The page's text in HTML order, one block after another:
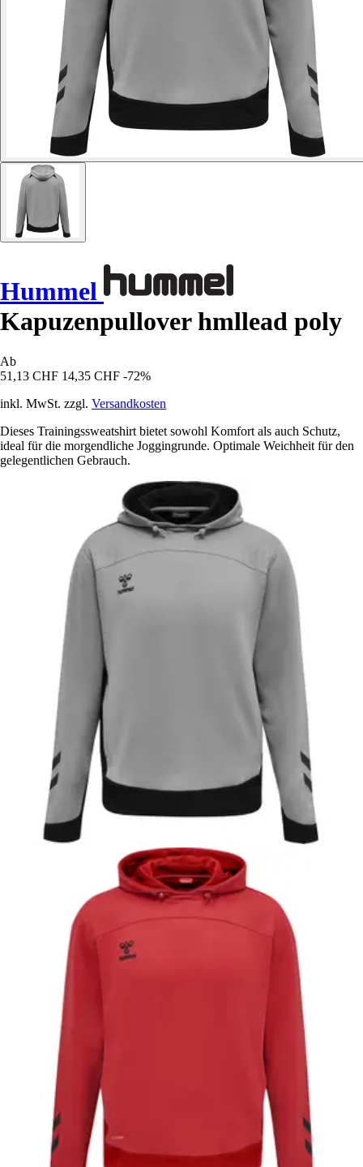
Hummel
Kapuzenpullover hmllead poly
Ab
51,13 CHF 14,35 CHF -72%
inkl. MwSt. zzgl. Versandkosten
Dieses Trainingssweatshirt bietet sowohl Komfort als auch Schutz,
ideal für die morgendliche Joggingrunde. Optimale Weichheit für den
gelegentlichen Gebrauch.